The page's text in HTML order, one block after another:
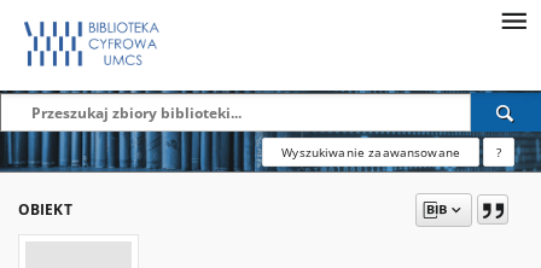
Wyszukiwanie zaawansowane ?
OBIEKT